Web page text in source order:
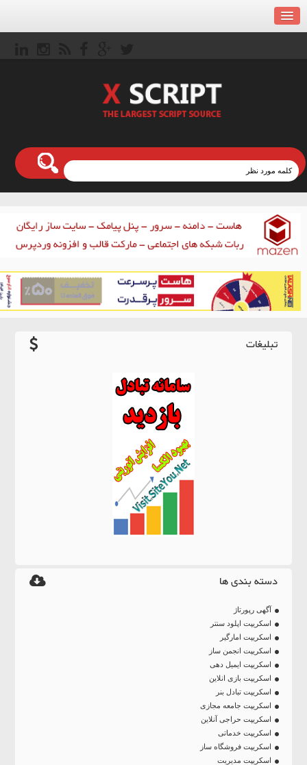
تبلیغات
دسته بندی ها
آگهی رپورتاژ
اسکریپت اپلود سنتر
اسکریپت امارگیر
اسکریپت انجمن ساز
اسکریپت ایمیل دهی
اسکریپت بازی انلاین
اسکریپت تبادل بنر
اسکریپت جامعه مجازی
اسکریپت حراجی آنلاین
اسکریپت خدماتی
اسکریپت فروشگاه ساز
اسکریپت مدیریت